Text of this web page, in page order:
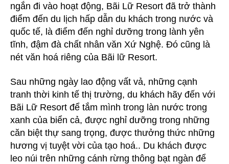
ngắn đi vào hoạt động, Bãi Lữ Resort đã trở thành
điểm đến du lịch hấp dẫn du khách trong nước và
quốc tế, là điểm đến nghỉ dưỡng trong lành yên
tĩnh, đậm đà chất nhân văn Xứ Nghệ. Đó cũng là
nét văn hoá riêng của Bãi lữ Resort.
Sau những ngày lao động vất vả, những cạnh
tranh thời kinh tế thị trường, du khách hãy đến với
Bãi Lữ Resort để tắm mình trong làn nước trong
xanh của biển cả, được nghỉ dưỡng trong những
căn biệt thự sang trọng, được thưởng thức những
hương vị tuyệt vời của tạo hoá.. Du khách được
leo núi trên những cánh rừng thông bạt ngàn để